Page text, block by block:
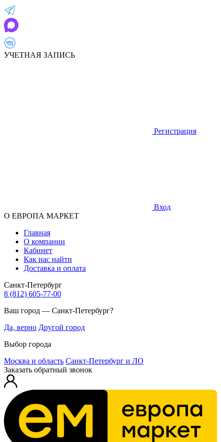
УЧЕТНАЯ ЗАПИСЬ
Регистрация
Вход
О ЕВРОПА МАРКЕТ
Главная
О компании
Кабинет
Как нас найти
Доставка и оплата
Санкт-Петербург
8 (812) 605-77-00
Ваш город — Санкт-Петербург?
Да, верно Другой город
Выбор города
Москва и область Санкт-Петербург и ЛО
Заказать обратный звонок